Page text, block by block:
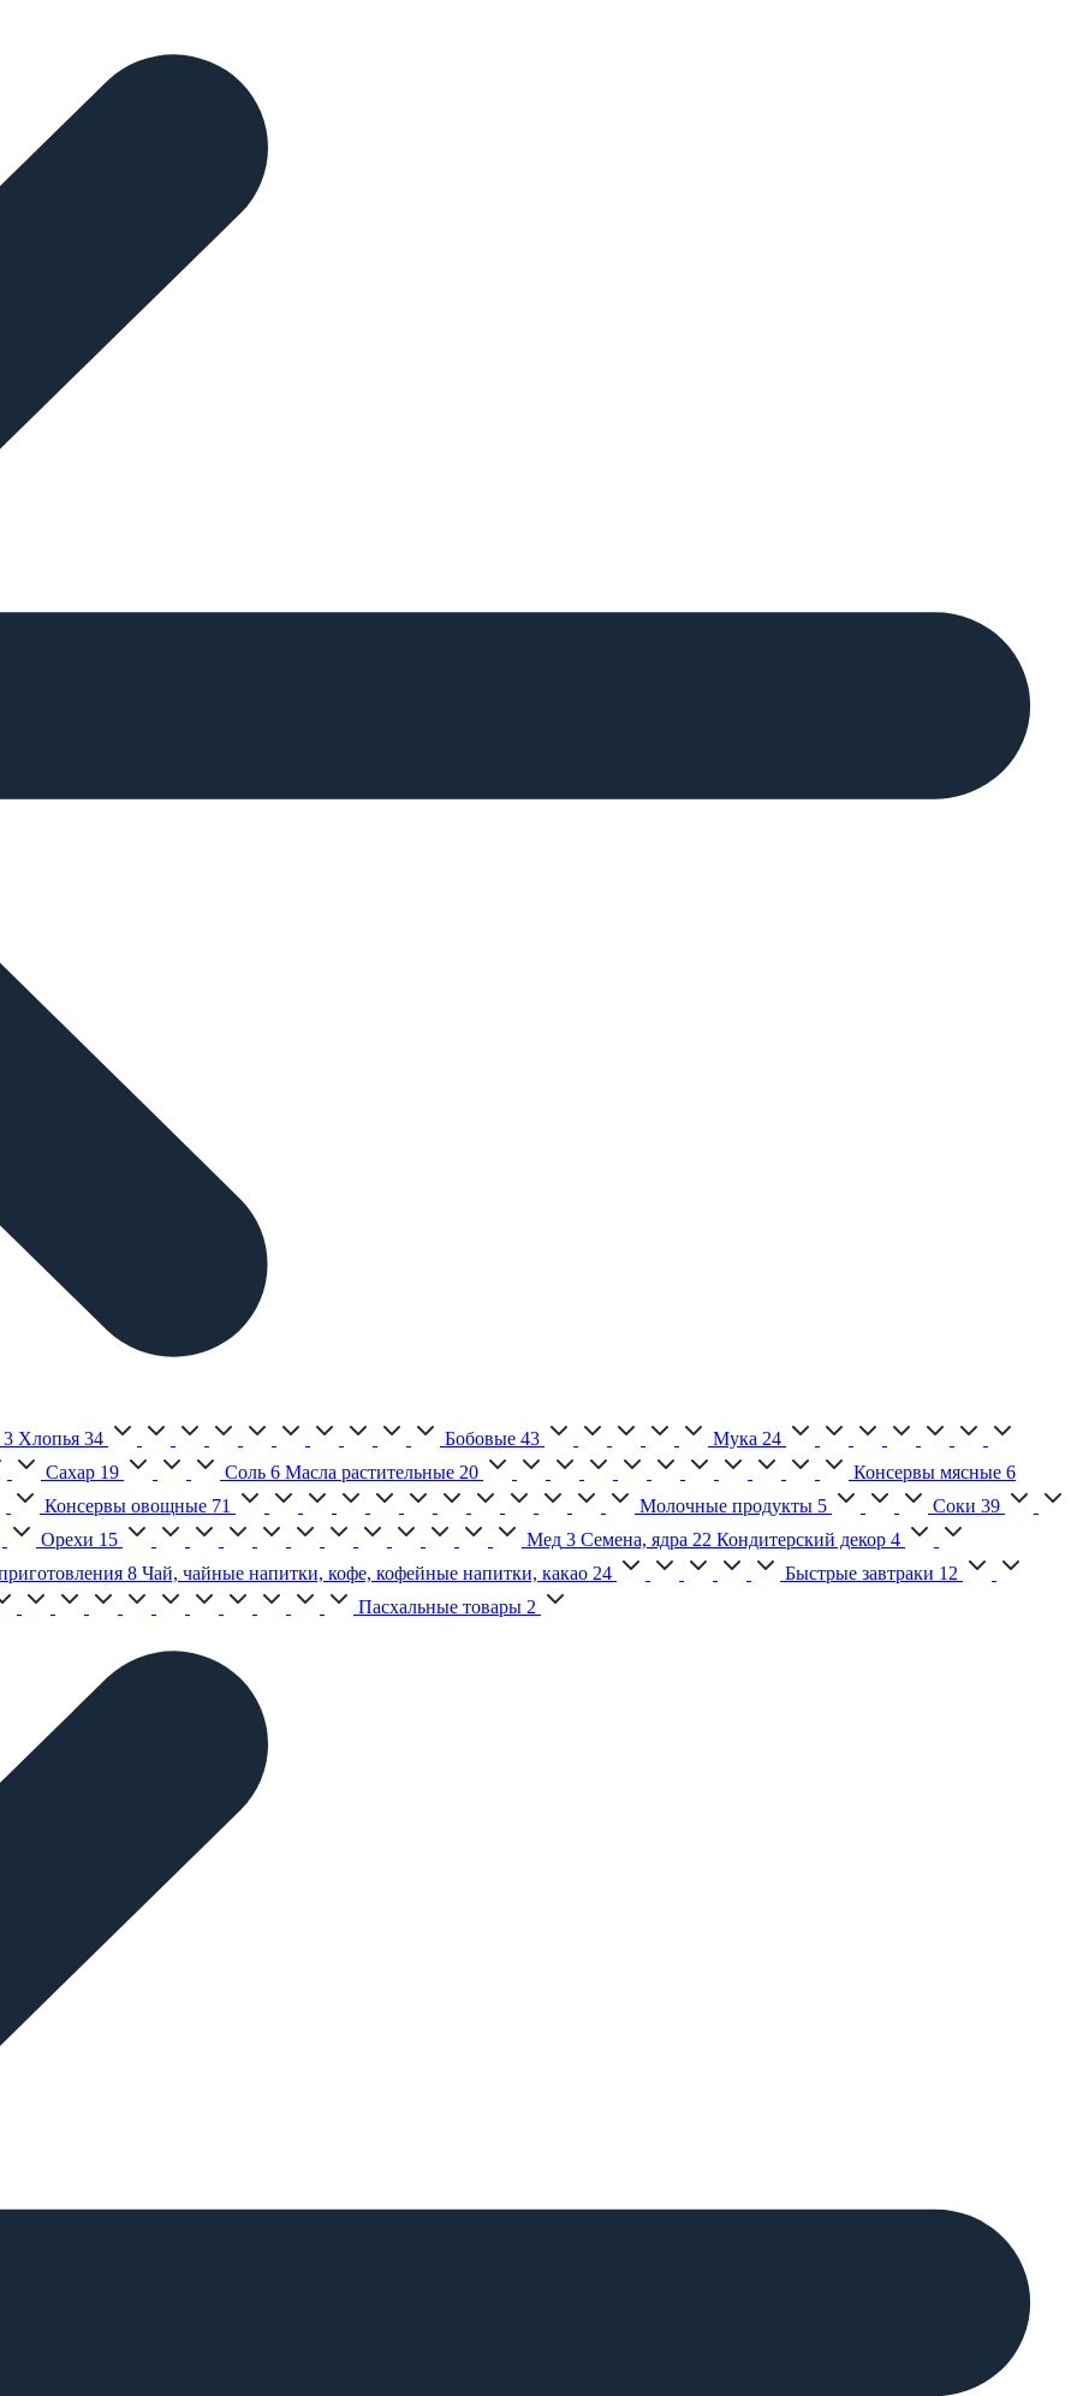
3 Хлопья 34 Бобовые 43 Мука 24
Сахар 19 Соль 6 Масла растительные 20 Консервы мясные 6
Консервы овощные 71 Молочные продукты 5 Соки 39
Орехи 15 Мед 3 Семена, ядра 22 Кондитерский декор 4
8 Чай, чайные напитки, кофе, кофейные напитки, какао 24 Быстрые завтраки 12
Пасхальные товары 2